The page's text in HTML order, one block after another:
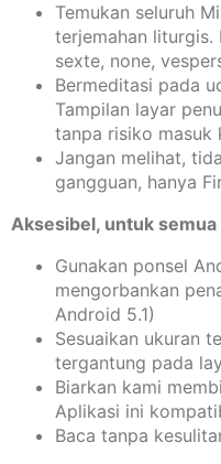
Temukan seluruh
terjemahan liturgis.
sexte, none,
Bermeditasi pada
Tampilan layar
tanpa risiko masuk
Jangan melihat,
gangguan, hanya
Aksesibel, untuk semua
Gunakan ponsel
mengorbankan
Android 5.1)
Sesuaikan ukuran
tergantung pada
Biarkan kami
Aplikasi ini
Baca tanpa